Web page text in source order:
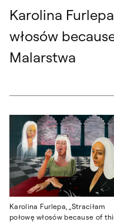
Karolina
włosów
Malarstwa
Karolina Furlepa, „Straciłam
połowę włosów because of